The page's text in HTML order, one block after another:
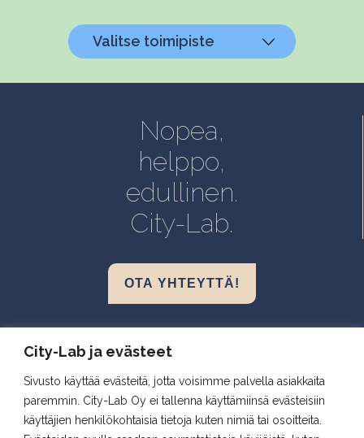
City-Lab ja evästeet
Sivusto käyttää evästeitä, jotta voisimme palvella asiakkaita
paremmin. City-Lab Oy ei tallenna käyttämiinsä evästeisiin
käyttäjien henkilökohtaisia tietoja kuten nimiä tai osoitteita.
Valitse toimipiste
Helsinki, Biokeskus 1
Kuopio, Snellmania
Oulu, Aapistie
Turku, BioCity
Nopea,
helppo,
edullinen.
City-Lab.
OTA YHTEYTTÄ!
Snellmania, Kuopio
Aapistie, Oulu